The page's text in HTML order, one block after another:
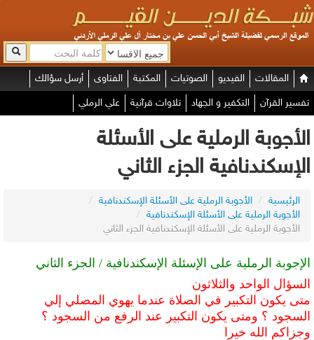
المقالات الفيديو الصوتيات المكتبة الفتاوى أرسل سؤالك
تفسير القرآن التكفير و الجهاد تلاوات قرآنية علي الرملي
الأجوبة الرملية على الأسئلة
الإسكندنافية الجزء الثاني
الرئيسية / الأجوبة الرملية على الأسئلة الإسكندنافية /
الأجوبة الرملية على الأسئلة الإسكندنافية /
الأجوبة الرملية على الأسئلة الإسكندنافية الجزء الثاني
الإجوبة الرملية على الإسئلة الإسكندنافية / الجزء الثاني
السؤال الواحد والثلاثون
متى يكون التكبير في الصلاة عندما يهوي المصلي إلي
السجود ؟ ومتى يكون التكبير عند الرفع من السجود ؟
وجزاكم الله خيرا